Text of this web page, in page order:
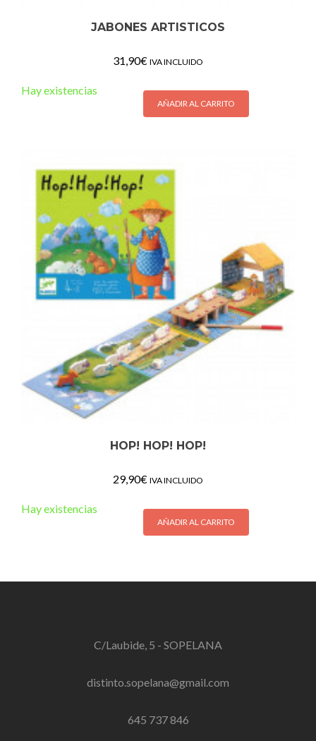
JABONES ARTISTICOS
31,90€ IVA INCLUIDO
Hay existencias
AÑADIR AL CARRITO
HOP! HOP! HOP!
29,90€ IVA INCLUIDO
Hay existencias
AÑADIR AL CARRITO
C/Laubide, 5 - SOPELANA
distinto.sopelana@gmail.com
645 737 846